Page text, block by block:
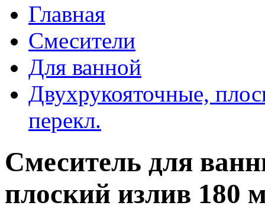
Главная
Смесители
Для ванной
Двухрукояточные,
перекл.
Смеситель для
плоский излив 180